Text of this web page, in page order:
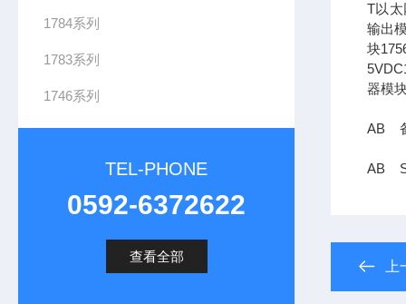
1784系列
1783系列
1746系列
TEL-PHONE
0592-6372622
查看全部
T以太
输出
块
器模
AB
AB